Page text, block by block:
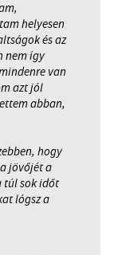
helyesen
és az
nem így
van
azt jól
abban,
hogy
jövőjét a
túl sok időt
lógsz a